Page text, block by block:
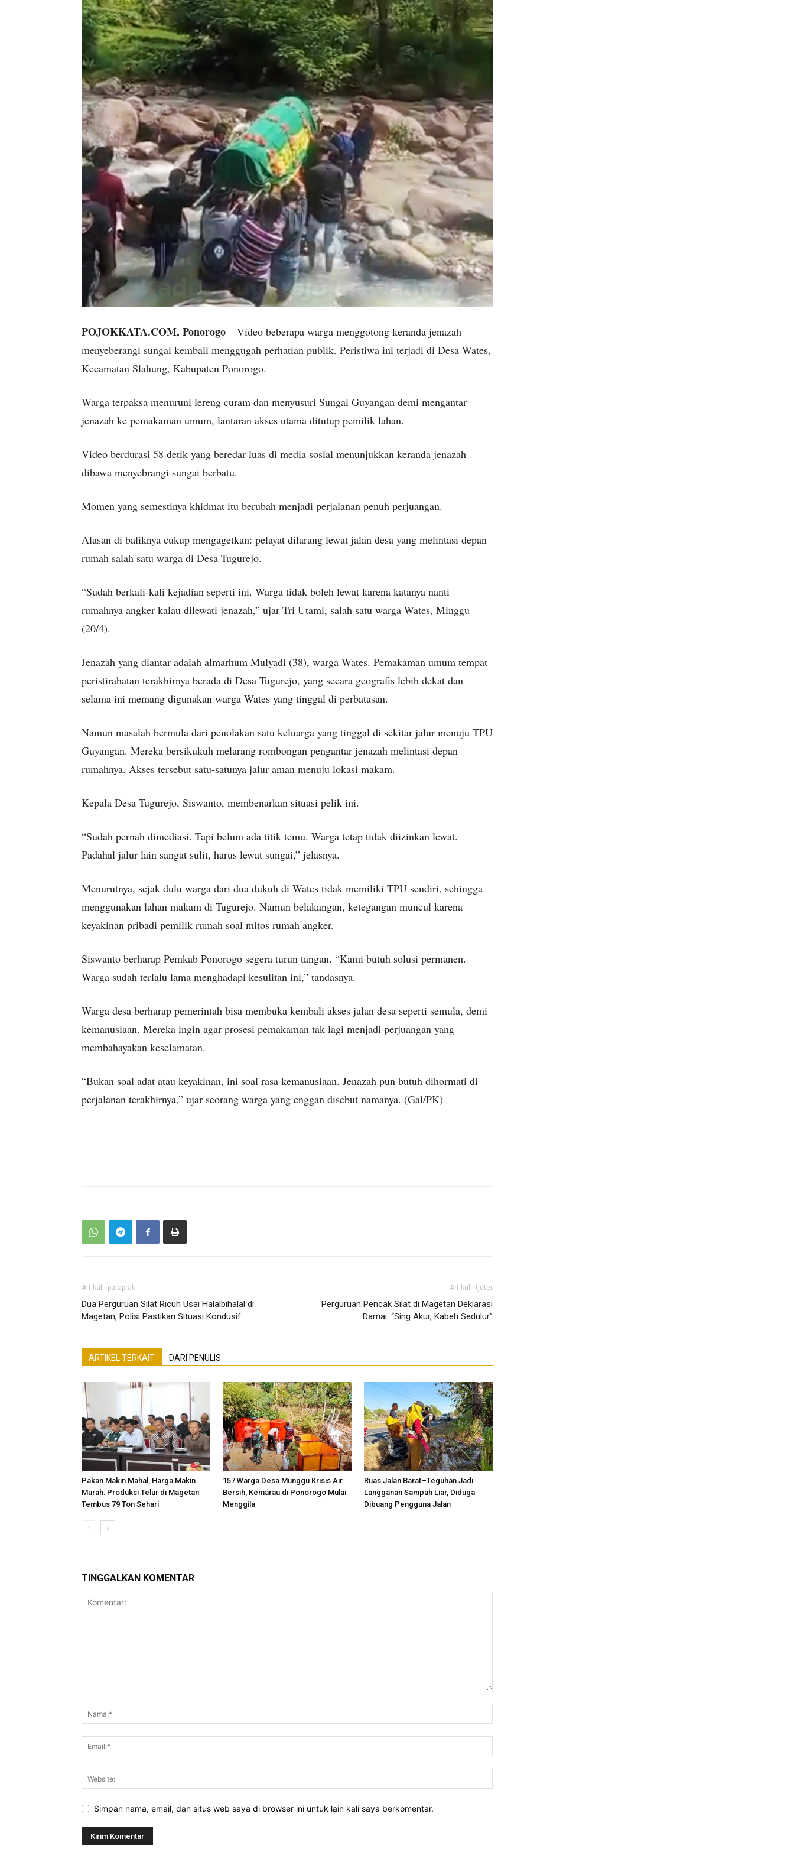
POJOKKATA.COM, Ponorogo – Video beberapa warga menggotong keranda jenazah
menyeberangi sungai kembali menggugah perhatian publik. Peristiwa ini terjadi di Desa Wates,
Kecamatan Slahung, Kabupaten Ponorogo.
Warga terpaksa menuruni lereng curam dan menyusuri Sungai Guyangan demi mengantar
jenazah ke pemakaman umum, lantaran akses utama ditutup pemilik lahan.
Video berdurasi 58 detik yang beredar luas di media sosial menunjukkan keranda jenazah
dibawa menyebrangi sungai berbatu.
Momen yang semestinya khidmat itu berubah menjadi perjalanan penuh perjuangan.
Alasan di baliknya cukup mengagetkan: pelayat dilarang lewat jalan desa yang melintasi depan
rumah salah satu warga di Desa Tugurejo.
“Sudah berkali-kali kejadian seperti ini. Warga tidak boleh lewat karena katanya nanti
rumahnya angker kalau dilewati jenazah,” ujar Tri Utami, salah satu warga Wates, Minggu
(20/4).
Jenazah yang diantar adalah almarhum Mulyadi (38), warga Wates. Pemakaman umum tempat
peristirahatan terakhirnya berada di Desa Tugurejo, yang secara geografis lebih dekat dan
selama ini memang digunakan warga Wates yang tinggal di perbatasan.
Namun masalah bermula dari penolakan satu keluarga yang tinggal di sekitar jalur menuju TPU
Guyangan. Mereka bersikukuh melarang rombongan pengantar jenazah melintasi depan
rumahnya. Akses tersebut satu-satunya jalur aman menuju lokasi makam.
Kepala Desa Tugurejo, Siswanto, membenarkan situasi pelik ini.
“Sudah pernah dimediasi. Tapi belum ada titik temu. Warga tetap tidak diizinkan lewat.
Padahal jalur lain sangat sulit, harus lewat sungai,” jelasnya.
Menurutnya, sejak dulu warga dari dua dukuh di Wates tidak memiliki TPU sendiri, sehingga
menggunakan lahan makam di Tugurejo. Namun belakangan, ketegangan muncul karena
keyakinan pribadi pemilik rumah soal mitos rumah angker.
Siswanto berharap Pemkab Ponorogo segera turun tangan. “Kami butuh solusi permanen.
Warga sudah terlalu lama menghadapi kesulitan ini,” tandasnya.
Warga desa berharap pemerintah bisa membuka kembali akses jalan desa seperti semula, demi
kemanusiaan. Mereka ingin agar prosesi pemakaman tak lagi menjadi perjuangan yang
membahayakan keselamatan.
“Bukan soal adat atau keyakinan, ini soal rasa kemanusiaan. Jenazah pun butuh dihormati di
perjalanan terakhirnya,” ujar seorang warga yang enggan disebut namanya. (Gal/PK)
Artikulli paraprak
Dua Perguruan Silat Ricuh Usai Halalbihalal di
Magetan, Polisi Pastikan Situasi Kondusif
Artikulli tjetër
Perguruan Pencak Silat di Magetan Deklarasi
Damai: “Sing Akur, Kabeh Sedulur”
ARTIKEL TERKAIT DARI PENULIS
Pakan Makin Mahal, Harga Makin
Murah: Produksi Telur di Magetan
Tembus 79 Ton Sehari
157 Warga Desa Munggu Krisis Air
Bersih, Kemarau di Ponorogo Mulai
Menggila
Ruas Jalan Barat–Teguhan Jadi
Langganan Sampah Liar, Diduga
Dibuang Pengguna Jalan
TINGGALKAN KOMENTAR
Simpan nama, email, dan situs web saya di browser ini untuk lain kali saya berkomentar.